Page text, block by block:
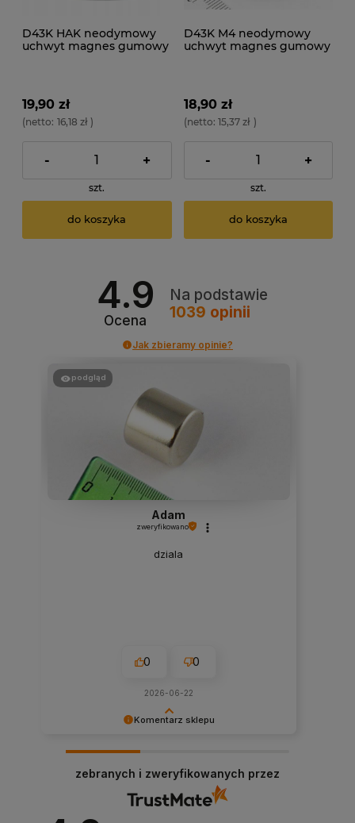
D43K HAK neodymowy
uchwyt magnes gumowy
19,90 zł
(netto: 16,18 zł )
- +
szt.
do koszyka
D43K M4 neodymowy
uchwyt magnes gumowy
18,90 zł
(netto: 15,37 zł )
- +
szt.
do koszyka
4.9
Ocena
Na podstawie
1039 opinii
Jak zbieramy opinie?
Komentarz sklepu
że jesteśmy na właściwym torze :) Z
podgląd
Adam
zweryfikowano
dziala
0 0
2026-06-22
zebranych i zweryfikowanych przez